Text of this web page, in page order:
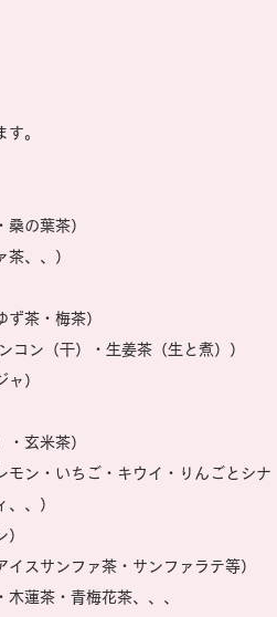
。
の葉茶）
、、）
茶・梅茶）
ン（干）・生姜茶（生と煮））
）
玄米茶）
ン・いちご・キウイ・りんごとシナ
、）
スサンファ茶・サンファラテ等）
蓮茶・青梅花茶、、、